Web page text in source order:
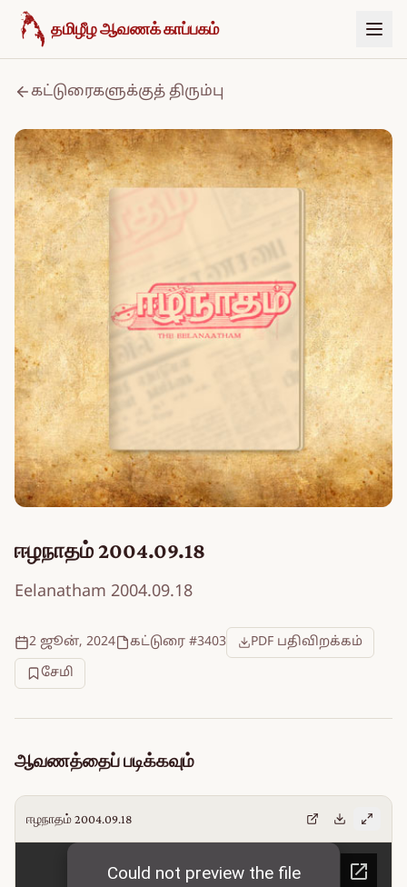
உள்ளடக்கத்திற்குச் செல்க
தமிழீழ ஆவணக் காப்பகம்
கட்டுரைகளுக்குத் திரும்பு
ஈழநாதம் 2004.09.18
Eelanatham 2004.09.18
2 ஜூன், 2024 கட்டுரை #3403
PDF பதிவிறக்கம்
சேமி
ஆவணத்தைப் படிக்கவும்
ஈழநாதம் 2004.09.18